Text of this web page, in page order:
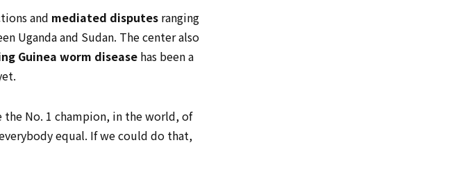
and mediated disputes ranging
Uganda and Sudan. The center also
Guinea worm disease has been a
the No. 1 champion, in the world, of
equal. If we could do that,